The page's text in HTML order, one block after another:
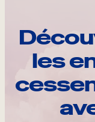
les